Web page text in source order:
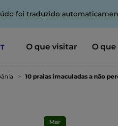
foi traduzido
O que visitar O
10 praias imaculadas a não
Mar